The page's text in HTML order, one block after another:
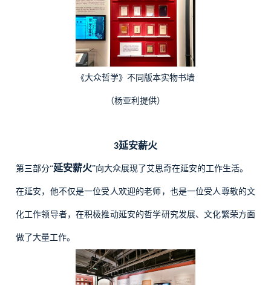
《大众哲学》不同版本实物书墙
（杨亚利提供）
3延安薪火
第三部分“延安薪火”向大众展现了艾思奇在延安的工作生活。
在延安，他不仅是一位受人欢迎的老师，也是一位受人尊敬的文
化工作领导者，在积极推动延安的哲学研究发展、文化繁荣方面
做了大量工作。